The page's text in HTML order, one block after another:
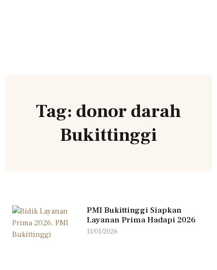
Tag: donor darah
Bukittinggi
PMI Bukittinggi Siapkan
Layanan Prima Hadapi 2026
11/01/2026